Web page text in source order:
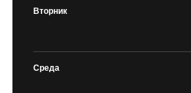
Вторник
Среда